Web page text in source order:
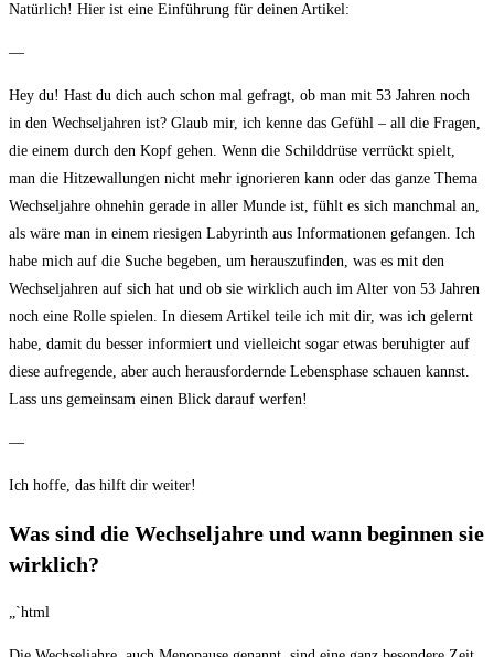
Natürlich! Hier ist eine Einführung für deinen Artikel:
—
Hey du! Hast du dich ‍auch schon mal gefragt, ob man mit 53 Jahren noch
in den Wechseljahren ⁣ist? Glaub mir, ich kenne ⁤das Gefühl – all die Fragen,
die einem ⁣durch den Kopf gehen. Wenn die Schilddrüse verrückt spielt,
man ​die Hitzewallungen nicht mehr ignorieren kann oder das ganze Thema
Wechseljahre ohnehin gerade in aller Munde ist, ‍fühlt‍ es sich manchmal ‌an,
als‍ wäre man in⁤ einem⁣ riesigen Labyrinth aus Informationen gefangen. Ich
habe mich​ auf die Suche begeben, um herauszufinden, was es mit den
Wechseljahren auf sich hat und ob sie wirklich auch im Alter von 53 Jahren
‌noch eine⁢ Rolle spielen. In diesem Artikel teile ich mit‍ dir, was ich gelernt
habe, damit du besser informiert und vielleicht sogar ‌etwas beruhigter auf
diese aufregende, ⁣aber auch herausfordernde Lebensphase schauen ‍kannst.
Lass uns gemeinsam einen Blick darauf werfen!
—
Ich hoffe, das hilft dir weiter!
Was sind die Wechseljahre ‌und wann beginnen sie
⁢wirklich?
„`html